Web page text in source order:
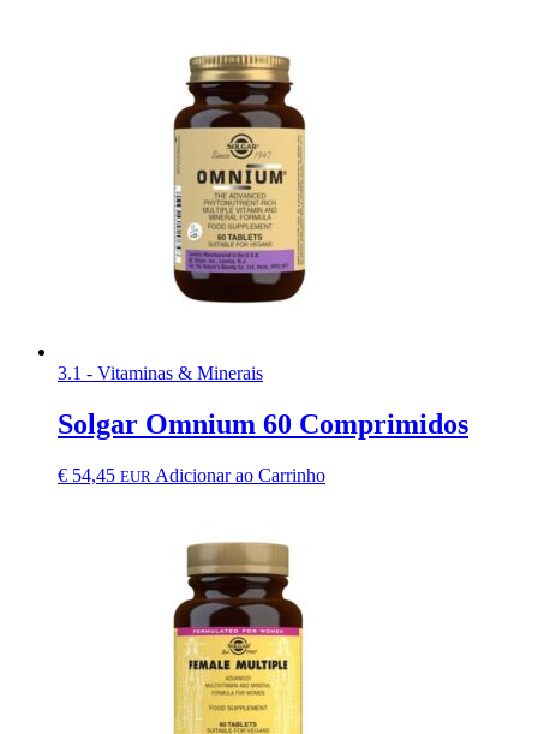
3.1 - Vitaminas & Minerais
Solgar Omnium 60 Comprimidos
€ 54,45 EUR Adicionar ao Carrinho